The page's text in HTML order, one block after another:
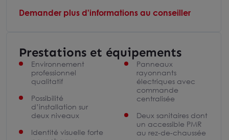
Demander plus d'informations au conseiller
Prestations et équipements
Environnement
professionnel
qualitatif
Possibilité
d’installation sur
deux niveaux
Identité visuelle forte
Panneaux
rayonnants
électriques avec
commande
centralisée
Deux sanitaires dont
un accessible PMR
au rez-de-chaussée